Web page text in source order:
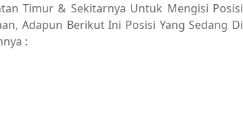
Timur & Sekitarnya Untuk Mengisi Posisi
Adapun Berikut Ini Posisi Yang Sedang Di
: